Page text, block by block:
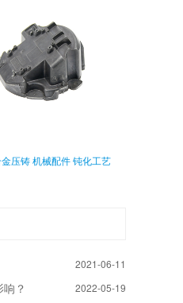
压铸 机械配件 钝化工艺
2021-06-11
？ 2022-05-19